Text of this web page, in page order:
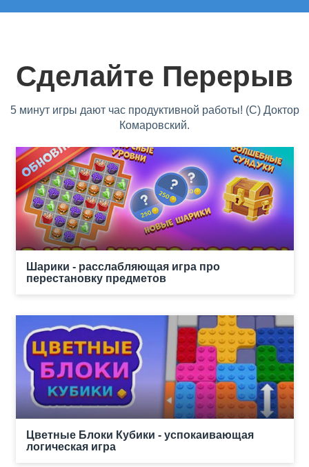
Сделайте Перерыв
5 минут игры дают час продуктивной работы! (С) Доктор
Комаровский.
Шарики - расслабляющая игра про
перестановку предметов
Цветные Блоки Кубики - успокаивающая
логическая игра